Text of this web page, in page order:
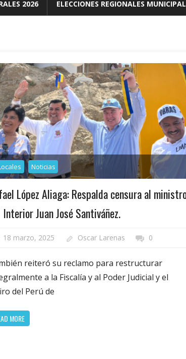
2026 ELECCIONES REGIONALES
Noticias
López Aliaga: Respalda censura al
Juan José Santiváñez.
18 marzo, 2025 Oscar Larenas 0
reiteró su reclamo para restructurar
a la Fiscalía y al Poder Judicial y el
del Perú de
MORE